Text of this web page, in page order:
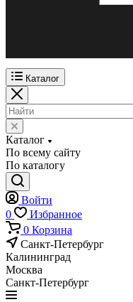
Каталог
Каталог
По всему сайту
По каталогу
Войти
0
Избранное
0 Корзина
Санкт-Петербург
Калининград
Москва
Санкт-Петербург